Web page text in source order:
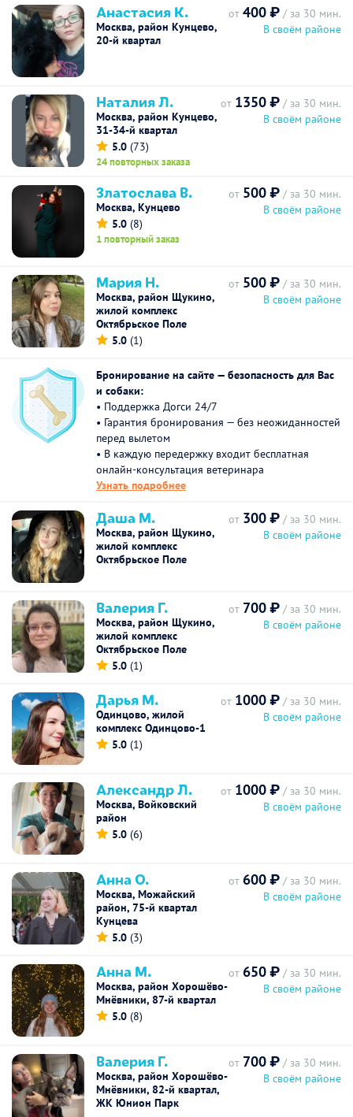
Анастасия К.
Москва, район Кунцево,
20-й квартал
от 400 ₽ / за 30 мин.
В своём районе
Наталия Л.
Москва, район Кунцево,
31-34-й квартал
5.0 (73)
24 повторных заказа
от 1350 ₽ / за 30 мин.
В своём районе
Златослава В.
Москва, Кунцево
5.0 (8)
1 повторный заказ
от 500 ₽ / за 30 мин.
В своём районе
Мария Н.
Москва, район Щукино,
жилой комплекс
Октябрьское Поле
5.0 (1)
от 500 ₽ / за 30 мин.
В своём районе
Бронирование на сайте — безопасность для Вас
и собаки:
• Поддержка Догси 24/7
• Гарантия бронирования — без неожиданностей
перед вылетом
• В каждую передержку входит бесплатная
онлайн-консультация ветеринара
Узнать подробнее
Даша М.
Москва, район Щукино,
жилой комплекс
Октябрьское Поле
от 300 ₽ / за 30 мин.
В своём районе
Валерия Г.
Москва, район Щукино,
жилой комплекс
Октябрьское Поле
5.0 (1)
от 700 ₽ / за 30 мин.
В своём районе
Дарья М.
Одинцово, жилой
комплекс Одинцово-1
5.0 (1)
от 1000 ₽ / за 30 мин.
В своём районе
Александр Л.
Москва, Войковский
район
5.0 (6)
от 1000 ₽ / за 30 мин.
В своём районе
Анна О.
Москва, Можайский
район, 75-й квартал
Кунцева
5.0 (3)
от 600 ₽ / за 30 мин.
В своём районе
Анна М.
Москва, район Хорошёво-
Мнёвники, 87-й квартал
5.0 (8)
от 650 ₽ / за 30 мин.
В своём районе
Валерия Г.
Москва, район Хорошёво-
Мнёвники, 82-й квартал,
ЖК Юнион Парк
от 700 ₽ / за 30 мин.
В своём районе